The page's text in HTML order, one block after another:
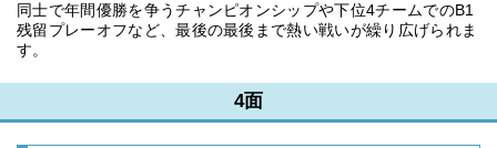
同士で年間優勝を争うチャンピオンシップや下位4チームでのB1
残留プレーオフなど、最後の最後まで熱い戦いが繰り広げられま
す。
4面